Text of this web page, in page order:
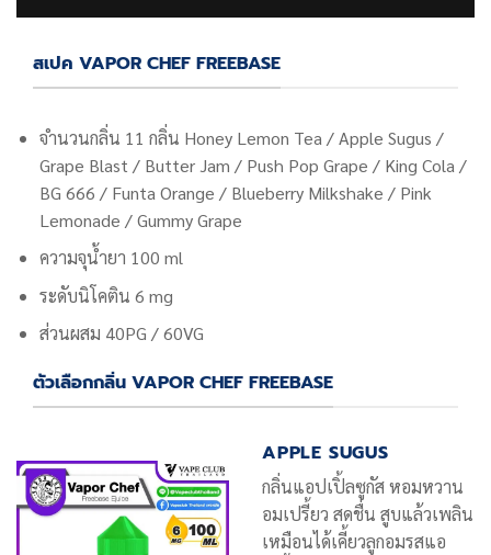
สเปค VAPOR CHEF FREEBASE
จำนวนกลิ่น 11 กลิ่น Honey Lemon Tea / Apple Sugus /
Grape Blast / Butter Jam / Push Pop Grape / King Cola /
BG 666 / Funta Orange / Blueberry Milkshake / Pink
Lemonade / Gummy Grape
ความจุน้ำยา 100 ml
ระดับนิโคติน 6 mg
ส่วนผสม 40PG / 60VG
ตัวเลือกกลิ่น VAPOR CHEF FREEBASE
APPLE SUGUS
กลิ่นแอปเปิ้ลซูกัส หอมหวาน
อมเปรี้ยว สดชื่น สูบแล้วเพลิน
เหมือนได้เคี้ยวลูกอมรสแอ